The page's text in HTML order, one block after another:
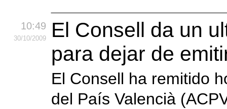
10:49
30/10/2009
El Consell da un
para dejar de
El Consell ha remitido
del País Valencià